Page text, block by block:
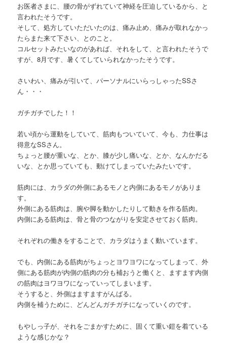
お医者さまに、腰の骨がずれていて神経を圧迫しているから、と
言われたそうです。
そして、処方していただいたのは、痛み止め、痛みが取れなかっ
たらまた来て下さい、とのこと。
コルセットみたいなのがあれば、それをして、と言われたそうで
すが、8月です、暑くてしていられなかったそうです。
さいわい、痛みが引いて、パーソナルにいらっしゃったSSさ
ん・・・
ガチガチでした！！
若い頃から運動をしていて、筋肉もついていて、今も、力仕事は
得意なSSさん。
ちょっと腰が重いな、とか、膝が少し痛いな、とか、なんかだる
いな、とか思っていても、動けてしまっていたみたいです。
筋肉には、カラダの外側にあるモノと内側にあるモノがありま
す。
外側にある筋肉は、腕や脚を動かしたりして動きを作る筋肉。
内側にある筋肉は、骨と骨のつながりを安定させておく筋肉。
それぞれの働きをすることで、カラダはうまく動いています。
でも、内側にある筋肉がちょっとヨワヨワになってしまって、外
側にある筋肉が内側の筋肉の分も補おうと働くと、ますます内側
の筋肉はヨワヨワになっていってしまいます。
そうすると、外側はますますがんばる。
内側を補うために、どんどんガチガチになっていくのです。
もやしっ子が、それをごまかすために、固くて重い鎧を着ている
ような感じかな？